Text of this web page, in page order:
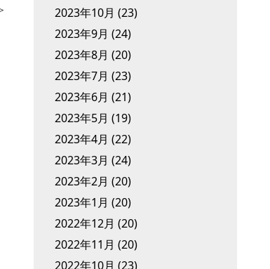
2023年10月 (23)
2023年9月 (24)
2023年8月 (20)
2023年7月 (23)
2023年6月 (21)
2023年5月 (19)
2023年4月 (22)
2023年3月 (24)
2023年2月 (20)
2023年1月 (20)
2022年12月 (20)
2022年11月 (20)
2022年10月 (23)